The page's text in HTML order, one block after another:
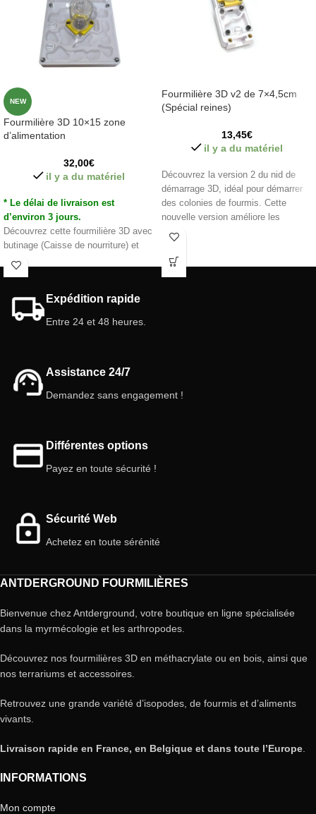
NEW
Fourmilière 3D 10×15 zone
d’alimentation
32,00€
il y a du matériel
* Le délai de livraison est
d’environ 3 jours.
Découvrez cette fourmilière 3D avec
butinage (Caisse de nourriture) et
dépôt liquide. une fourmilière
hauteurs/niveaux. Testé avec
différentes espèces de fourmis pour
Taille fourmilière : 10 cm x 15 cm
Taille caisse de nourriture : 9 cm x 5
hauteurs
Couleur: Blanc ou Jaune ou Rose
Fourmilière 3D v2 de 7×4,5cm
(Spécial reines)
13,45€
il y a du matériel
Découvrez la version 2 du nid de
démarrage 3D, idéal pour démarrer
des colonies de fourmis. Cette
nouvelle version améliore les
connexions et possède une partie de
pas, facilitant l'expansion. Il
Couleur: Blanc
Expédition rapide
Entre 24 et 48 heures.
Assistance 24/7
Demandez sans engagement !
Différentes options
Payez en toute sécurité !
Sécurité Web
Achetez en toute sérénité
ANTDERGROUND FOURMILIÈRES
Bienvenue chez Antderground, votre boutique en ligne spécialisée
dans la myrmécologie et les arthropodes.
Découvrez nos fourmilières 3D en méthacrylate ou en bois, ainsi que
nos terrariums et accessoires.
Retrouvez une grande variété d’isopodes, de fourmis et d’aliments
vivants.
Livraison rapide en France, en Belgique et dans toute l’Europe
INFORMATIONS
Mon compte